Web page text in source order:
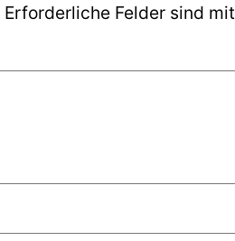
Erforderliche Felder sind mit